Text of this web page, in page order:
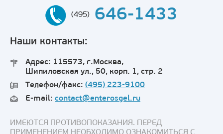
(495) 646-1433
Наши контакты:
Адрес: 115573, г.Москва,
Шипиловская ул., 50, корп. 1, стр. 2
Телефон/факс: (495) 223-9100
E-mail: contact@enterosgel.ru
ИМЕЮТСЯ ПРОТИВОПОКАЗАНИЯ. ПЕРЕД
ПРИМЕНЕНИЕМ НЕОБХОДИМО ОЗНАКОМИТЬСЯ С